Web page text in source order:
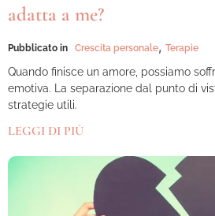
adatta a me?
Pubblicato in Crescita personale, Terapie
Quando finisce un amore, possiamo
emotiva. La separazione dal punto di
strategie utili.
LEGGI DI PIÙ